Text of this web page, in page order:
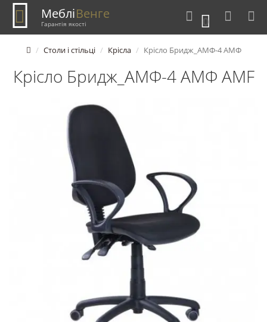
0
МебліВенге
Гарантія якості
Столи і стільці Крісла Крісло Бридж_АМФ-4 АМФ
Крісло Бридж_АМФ-4 АМФ AMF